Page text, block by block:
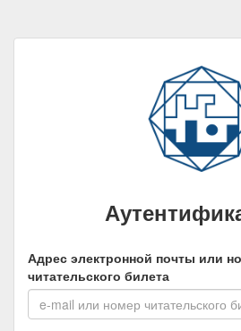
Адрес электронной почты или
читательского билета